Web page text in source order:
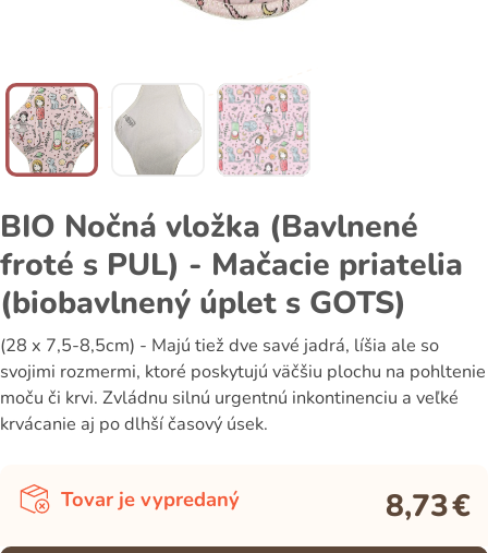
BIO Nočná vložka (Bavlnené
froté s PUL) - Mačacie priatelia
(biobavlnený úplet s GOTS)
(28 x 7,5-8,5cm) - Majú tiež dve savé jadrá, líšia ale so
svojimi rozmermi, ktoré poskytujú väčšiu plochu na pohltenie
moču či krvi. Zvládnu silnú urgentnú inkontinenciu a veľké
krvácanie aj po dlhší časový úsek.
Tovar je vypredaný 8,73€